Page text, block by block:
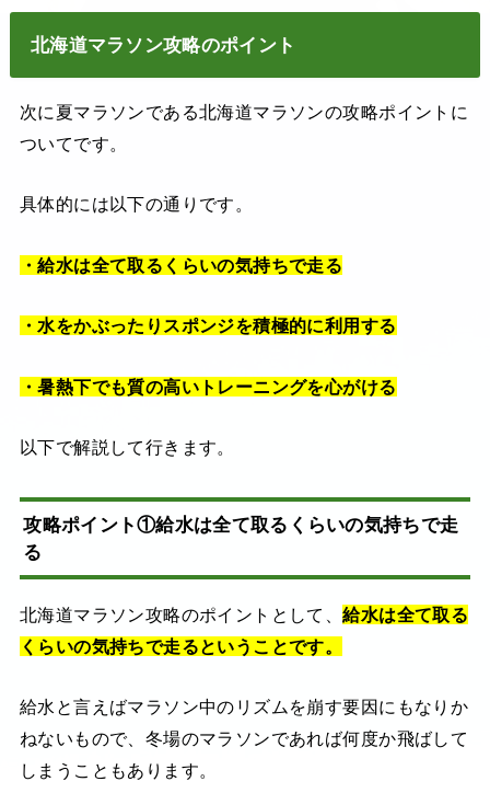
北海道マラソン攻略のポイント
次に夏マラソンである北海道マラソンの攻略ポイントに
ついてです。
具体的には以下の通りです。
・給水は全て取るくらいの気持ちで走る
・水をかぶったりスポンジを積極的に利用する
・暑熱下でも質の高いトレーニングを心がける
以下で解説して行きます。
攻略ポイント①給水は全て取るくらいの気持ちで走
る
北海道マラソン攻略のポイントとして、給水は全て取る
くらいの気持ちで走るということです。
給水と言えばマラソン中のリズムを崩す要因にもなりか
ねないもので、冬場のマラソンであれば何度か飛ばして
しまうこともあります。